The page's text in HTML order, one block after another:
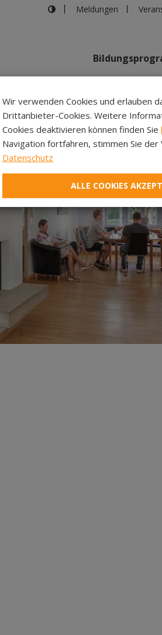
Meldungen
Wir verwenden Cookies und erlauben
Drittanbieter-Cookies. Weitere
Cookies deaktivieren können finden Sie
Navigation fortfahren, stimmen Sie der
Datenschutz
ALLE COOKIES